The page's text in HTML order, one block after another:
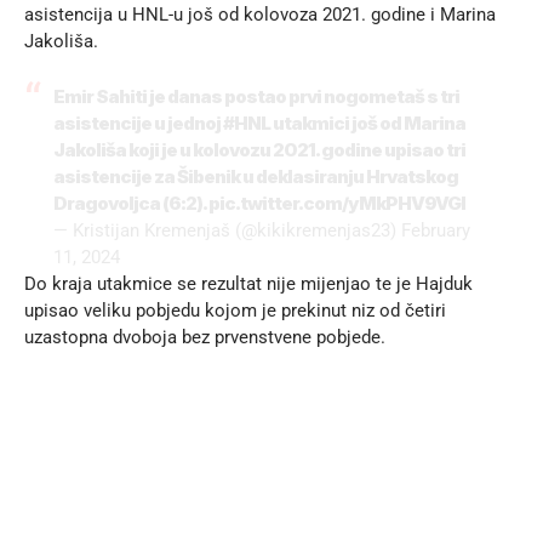
asistencija u HNL-u još od kolovoza 2021. godine i Marina
Jakoliša.
Do kraja utakmice se rezultat nije mijenjao te je Hajduk
upisao veliku pobjedu kojom je prekinut niz od četiri
uzastopna dvoboja bez prvenstvene pobjede.